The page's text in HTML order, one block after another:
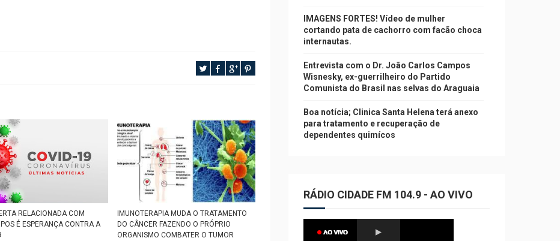
RELACIONADA COM
É ESPERANÇA CONTRA A
IMUNOTERAPIA MUDA O TRATAMENTO
DO CÂNCER FAZENDO O PRÓPRIO
ORGANISMO COMBATER O TUMOR
IMAGENS FORTES! Vídeo de mulher
cortando pata de cachorro com facão choca
internautas.
Entrevista com o Dr. João Carlos Campos
Wisnesky, ex-guerrilheiro do Partido
Comunista do Brasil nas selvas do Araguaia
Boa notícia; Clinica Santa Helena terá anexo
para tratamento e recuperação de
dependentes quimícos
RÁDIO CIDADE FM 104.9 - AO VIVO